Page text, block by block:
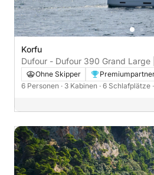
Korfu
Dufour - Dufour 390 Grand Large
Ohne Skipper
6 Personen · 3 Kabinen · 6 Schlafplätze